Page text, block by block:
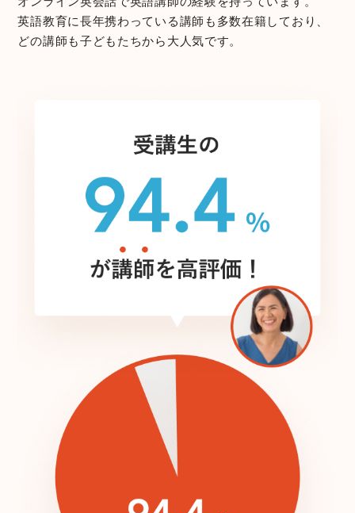
英語教育に長年携わっている講師も多数在籍しており、
どの講師も子どもたちから大人気です。